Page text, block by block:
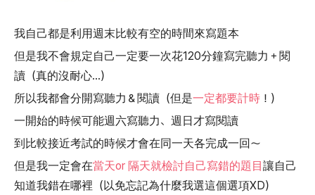
我自己都是利用週末比較有空的時間來寫題本
但是我不會規定自己一定要一次花120分鐘寫完聽力＋閱
讀（真的沒耐心…）
所以我都會分開寫聽力＆閱讀（但是一定都要計時 ！）
一開始的時候可能週六寫聽力、週日才寫閱讀
到比較接近考試的時候才會在同一天各完成一回～
但是我一定會在當天or 隔天就檢討自己寫錯的題目讓自己
知道我錯在哪裡（以免忘記為什麼我選這個選項XD）